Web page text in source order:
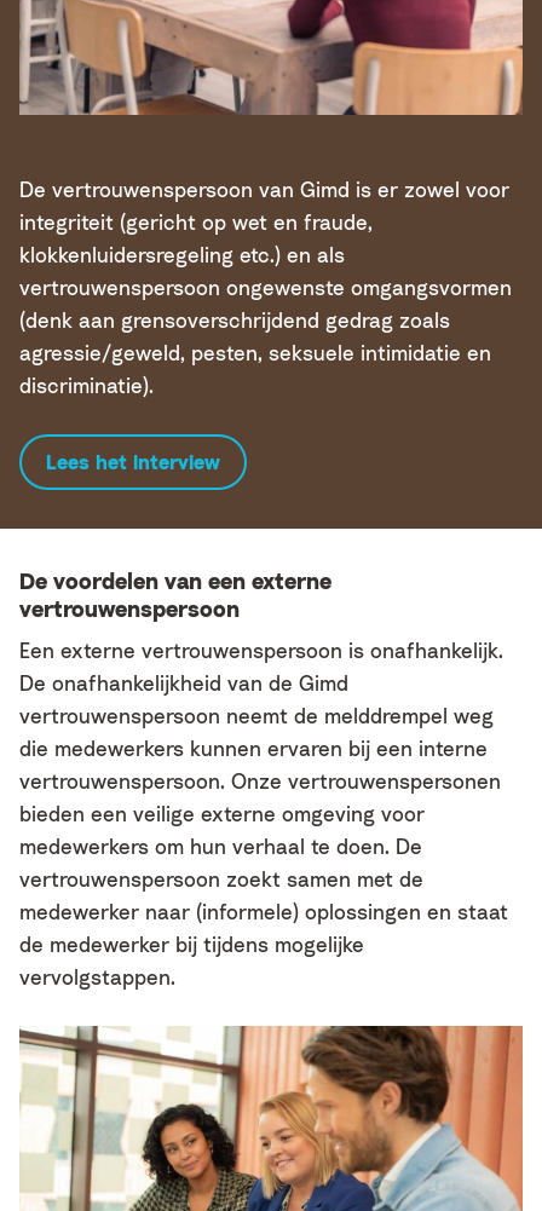
De vertrouwenspersoon van Gimd is er zowel voor
integriteit (gericht op wet en fraude,
klokkenluidersregeling etc.) en als
vertrouwenspersoon ongewenste omgangsvormen
(denk aan grensoverschrijdend gedrag zoals
agressie/geweld, pesten, seksuele intimidatie en
discriminatie).
Lees het interview
De voordelen van een externe
vertrouwenspersoon
Een externe vertrouwenspersoon is onafhankelijk.
De onafhankelijkheid van de Gimd
vertrouwenspersoon neemt de melddrempel weg
die medewerkers kunnen ervaren bij een interne
vertrouwenspersoon. Onze vertrouwenspersonen
bieden een veilige externe omgeving voor
medewerkers om hun verhaal te doen. De
vertrouwenspersoon zoekt samen met de
medewerker naar (informele) oplossingen en staat
de medewerker bij tijdens mogelijke
vervolgstappen.